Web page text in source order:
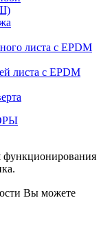
листа с EPDM
листа с EPDM
функционирования
Вы можете